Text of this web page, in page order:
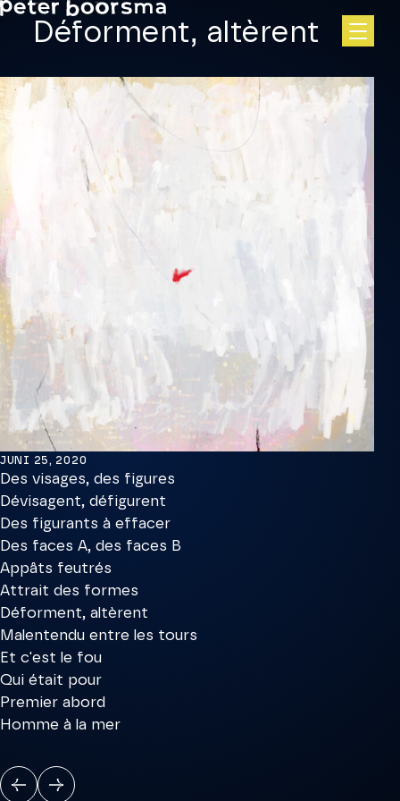
Skip to main content
Déforment, altèrent
JUNI 25, 2020
Des visages, des figures
Dévisagent, défigurent
Des figurants à effacer
Des faces A, des faces B
Appâts feutrés
Attrait des formes
Déforment, altèrent
Malentendu entre les tours
Et c'est le fou
Qui était pour
Premier abord
Homme à la mer
VORIGEVOLGENDE